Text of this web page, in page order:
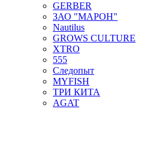
GERBER
ЗАО "МАРОН"
Nautilus
GROWS CULTURE
XTRO
555
Следопыт
MYFISH
ТРИ КИТА
AGAT